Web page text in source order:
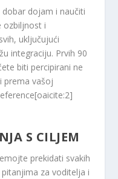
dojam i naučiti
ozbiljnost i
uključujući
integraciju. Prvih 90
biti percipirani ne
prema vašoj
S CILJEM
prekidati svakih
za voditelja i